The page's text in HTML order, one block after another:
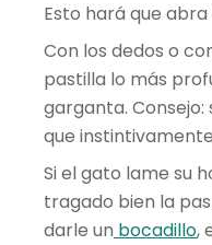
Esto hará que
Con los dedos o
pastilla lo más
garganta.
que
Si el gato lame su
tragado bien la
darle un bocadillo,